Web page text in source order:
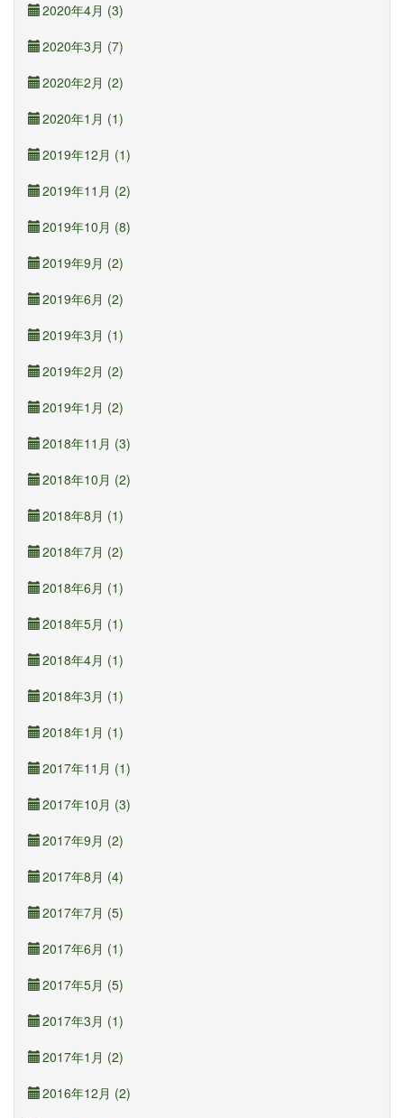
2020年4月 (3)
2020年3月 (7)
2020年2月 (2)
2020年1月 (1)
2019年12月 (1)
2019年11月 (2)
2019年10月 (8)
2019年9月 (2)
2019年6月 (2)
2019年3月 (1)
2019年2月 (2)
2019年1月 (2)
2018年11月 (3)
2018年10月 (2)
2018年8月 (1)
2018年7月 (2)
2018年6月 (1)
2018年5月 (1)
2018年4月 (1)
2018年3月 (1)
2018年1月 (1)
2017年11月 (1)
2017年10月 (3)
2017年9月 (2)
2017年8月 (4)
2017年7月 (5)
2017年6月 (1)
2017年5月 (5)
2017年3月 (1)
2017年1月 (2)
2016年12月 (2)